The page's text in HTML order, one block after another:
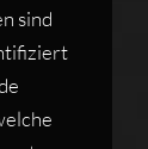
sind